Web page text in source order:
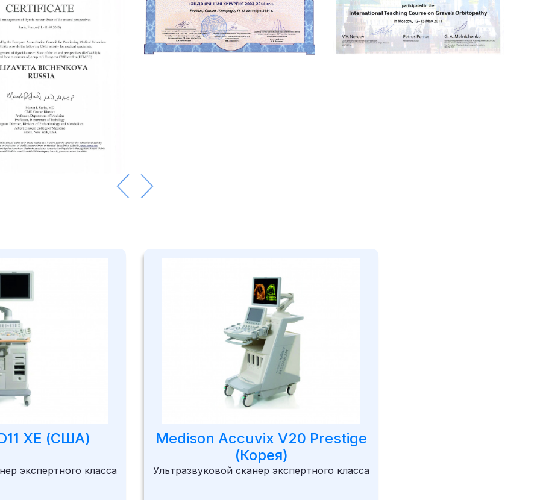
XE (США)
экспертного класса
Medison Accuvix V20 Prestige
(Корея)
Ультразвуковой сканер экспертного класса